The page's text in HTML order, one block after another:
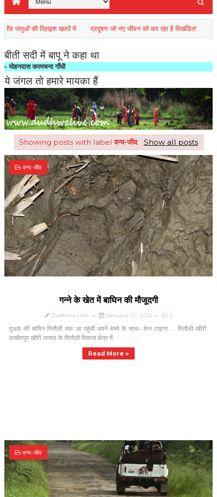
रिहाइश खतरें में प्रदूषण जो नए जीवन को कर रहा है विखंडित! यह पृथ्वी
बीती सदी में बापू ने कहा था
गाँधी
ये जंगल तो हमारे मायका हैं
Showing posts with labelवन्य-जीव. Show all posts
वन्य-जीव
गन्ने के खेत में बाघिन की मौजूदगी
Dudhwa Live January 01, 2012 2
दुधवा की बाघिन मितौली तक आ पहुंची अपने बच्चे के साथ- केन टाइगर..... मितौली-खीरी:
लखीमपुर खीरी जनपद के मितौली विकास क्षेत्र में...
Read More »
वन्य-जीव